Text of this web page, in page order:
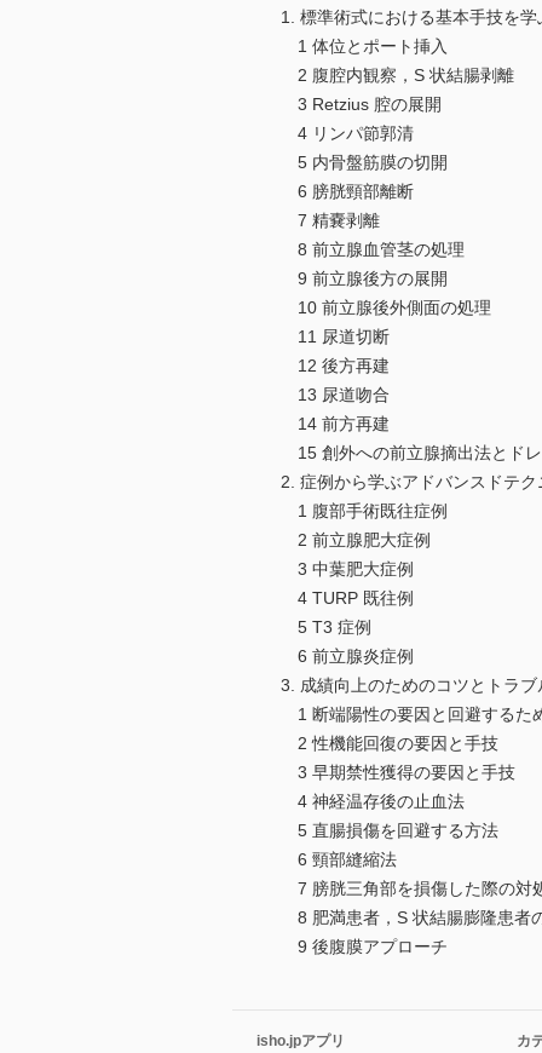
1. 標準術式における基本手技を学
1 体位とポート挿入
2 腹腔内観察，S 状結腸剥離
3 Retzius 腔の展開
4 リンパ節郭清
5 内骨盤筋膜の切開
6 膀胱頸部離断
7 精嚢剥離
8 前立腺血管茎の処理
9 前立腺後方の展開
10 前立腺後外側面の処理
11 尿道切断
12 後方再建
13 尿道吻合
14 前方再建
15 創外への前立腺摘出法とド
2. 症例から学ぶアドバンスドテク
1 腹部手術既往症例
2 前立腺肥大症例
3 中葉肥大症例
4 TURP 既往例
5 T3 症例
6 前立腺炎症例
3. 成績向上のためのコツとトラ
1 断端陽性の要因と回避するた
2 性機能回復の要因と手技
3 早期禁性獲得の要因と手技
4 神経温存後の止血法
5 直腸損傷を回避する方法
6 頸部縫縮法
7 膀胱三角部を損傷した際の対
8 肥満患者，S 状結腸膨隆患者
9 後腹膜アプローチ
isho.jpアプリ カ